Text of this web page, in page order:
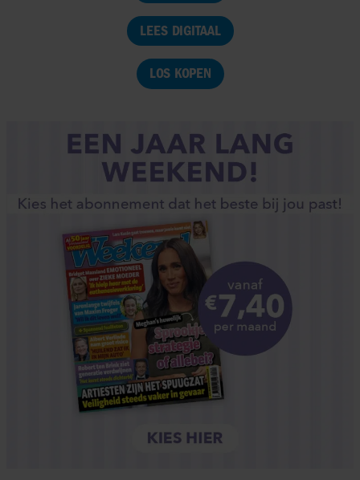
LEES DIGITAAL
LOS KOPEN